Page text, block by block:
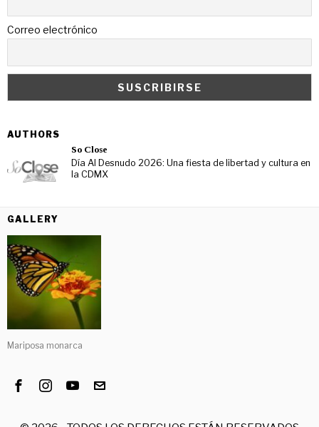
Correo electrónico
AUTHORS
So Close
Día Al Desnudo 2026: Una fiesta de libertad y cultura en
la CDMX
GALLERY
Mariposa monarca